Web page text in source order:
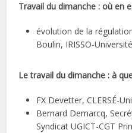
Travail du dimanche : où en
évolution de la
Boulin, IRISSO-
Le travail du dimanche : à
FX Devetter, CLERSÉ-
Bernard Demarcq,
Syndicat UGICT-CGT